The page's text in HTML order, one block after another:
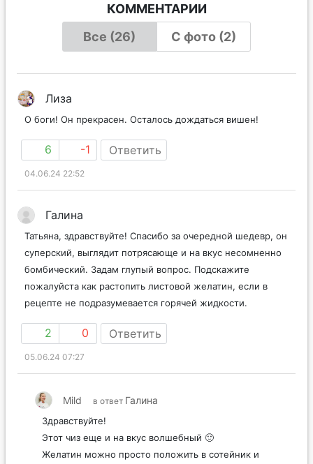
КОММЕНТАРИИ
Все (26)
С фото (2)
Лиза
О боги! Он прекрасен. Осталось дождаться вишен!
6 -1 Ответить
04.06.24 22:52
Галина
Татьяна, здравствуйте! Спасибо за очередной шедевр, он
суперский, выглядит потрясающе и на вкус несомненно
бомбический. Задам глупый вопрос. Подскажите
пожалуйста как растопить листовой желатин, если в
рецепте не подразумевается горячей жидкости.
2 0 Ответить
05.06.24 07:27
Mild в ответ Галина
Здравствуйте!
Этот чиз еще и на вкус волшебный 🙂
Желатин можно просто положить в сотейник и